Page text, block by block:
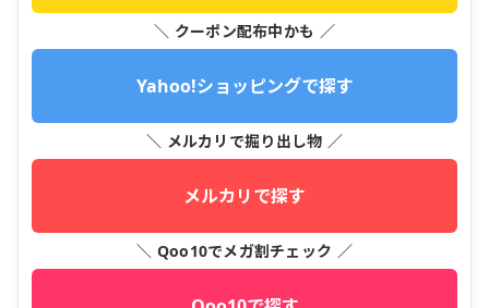
＼ クーポン配布中かも ／
Yahoo!ショッピングで探す
＼ メルカリで掘り出し物 ／
メルカリで探す
＼ Qoo10でメガ割チェック ／